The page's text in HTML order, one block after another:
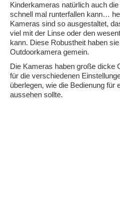
Kinderkameras natürlich auch
schnell mal runterfallen kann…
Kameras sind so ausgestaltet,
viel mit der Linse oder den
kann. Diese Robustheit haben
Outdoorkamera gemein.
Die Kameras haben große dicke
für die verschiedenen
überlegen, wie die Bedienung für
aussehen sollte.